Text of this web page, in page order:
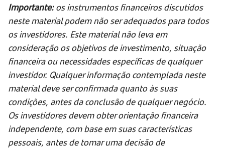
Importante:os instrumentos financeiros discutidos
neste material podem não ser adequados para todos
os investidores. Este material não leva em
consideração os objetivos de investimento, situação
financeira ou necessidades específicas de qualquer
investidor. Qualquer informação contemplada neste
material deve ser confirmada quanto às suas
condições, antes da conclusão de qualquer negócio.
Os investidores devem obter orientação financeira
independente, com base em suas características
pessoais, antes de tomar uma decisão de